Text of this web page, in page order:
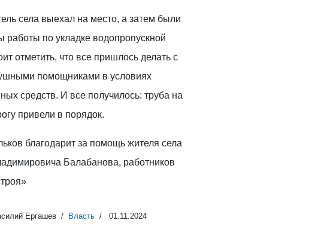
села выехал на место, а затем были
работы по укладке водопропускной
отметить, что все пришлось делать с
помощниками в условиях
средств. И все получилось: труба на
привели в порядок.
благодарит за помощь жителя села
Балабанова, работников
Ергашев Власть 01.11.2024